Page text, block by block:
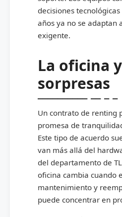
decisiones
años ya no se adaptan
exigente.
La oficina
sorpresas
Un contrato de renting
promesa de
Este tipo de acuerdo
van más allá del
del departamento de
oficina cambia cuando
mantenimiento y
puede concentrar en